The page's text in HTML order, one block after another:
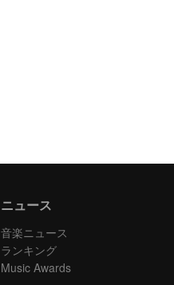
ニュース
音楽ニュース
ランキング
Music Awards